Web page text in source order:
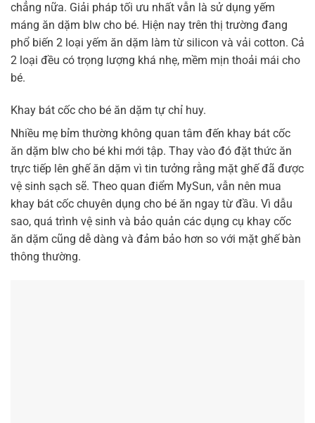
chẳng nữa. Giải pháp tối ưu nhất vẫn là sử dụng yếm
máng ăn dặm blw cho bé. Hiện nay trên thị trường đang
phổ biến 2 loại yếm ăn dặm làm từ silicon và vải cotton. Cả
2 loại đều có trọng lượng khá nhẹ, mềm mịn thoải mái cho
bé.
Khay bát cốc cho bé ăn dặm tự chỉ huy.
Nhiều mẹ bỉm thường không quan tâm đến khay bát cốc
ăn dặm blw cho bé khi mới tập. Thay vào đó đặt thức ăn
trực tiếp lên ghế ăn dặm vì tin tưởng rằng mặt ghế đã được
vệ sinh sạch sẽ. Theo quan điểm MySun, vẫn nên mua
khay bát cốc chuyên dụng cho bé ăn ngay từ đầu. Vì dẫu
sao, quá trình vệ sinh và bảo quản các dụng cụ khay cốc
ăn dặm cũng dễ dàng và đảm bảo hơn so với mặt ghế bàn
thông thường.